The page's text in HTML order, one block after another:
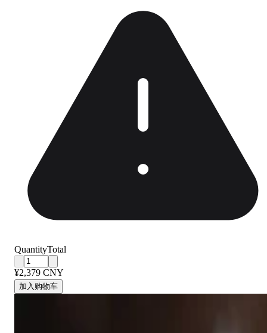
QuantityTotal
¥2,379 CNY
加入购物车